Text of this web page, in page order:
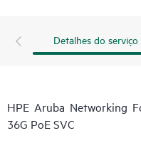
Detalhes do serviço
HPE Aruba Networking
36G PoE SVC